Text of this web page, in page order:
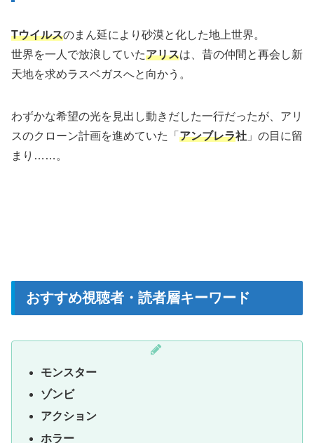
Tウイルスのまん延により砂漠と化した地上世界。
世界を一人で放浪していたアリスは、昔の仲間と再会し新
天地を求めラスベガスへと向かう。
わずかな希望の光を見出し動きだした一行だったが、アリ
スのクローン計画を進めていた「 アンブレラ社 」の目に留
まり……。
おすすめ視聴者・読者層キーワード
モンスター
ゾンビ
アクション
ホラー